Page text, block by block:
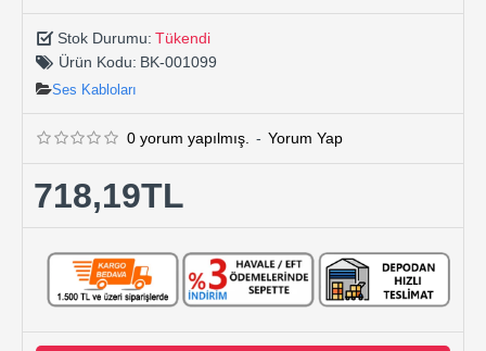
Stok Durumu: Tükendi
Ürün Kodu: BK-001099
Ses Kabloları
0 yorum yapılmış. - Yorum Yap
718,19TL